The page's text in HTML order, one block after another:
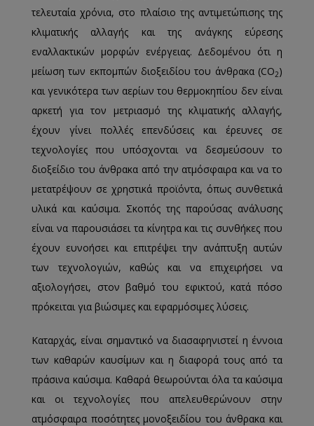
τελευταία χρόνια, στο πλαίσιο της αντιμετώπισης της
κλιματικής αλλαγής και της ανάγκης εύρεσης
εναλλακτικών μορφών ενέργειας. Δεδομένου ότι η
μείωση των εκπομπών διοξειδίου του άνθρακα (CO2)
και γενικότερα των αερίων του θερμοκηπίου δεν είναι
αρκετή για τον μετριασμό της κλιματικής αλλαγής,
έχουν γίνει πολλές επενδύσεις και έρευνες σε
τεχνολογίες που υπόσχονται να δεσμεύσουν το
διοξείδιο του άνθρακα από την ατμόσφαιρα και να το
μετατρέψουν σε χρηστικά προϊόντα, όπως συνθετικά
υλικά και καύσιμα. Σκοπός της παρούσας ανάλυσης
είναι να παρουσιάσει τα κίνητρα και τις συνθήκες που
έχουν ευνοήσει και επιτρέψει την ανάπτυξη αυτών
των τεχνολογιών, καθώς και να επιχειρήσει να
αξιολογήσει, στον βαθμό του εφικτού, κατά πόσο
πρόκειται για βιώσιμες και εφαρμόσιμες λύσεις.
Καταρχάς, είναι σημαντικό να διασαφηνιστεί η έννοια
των καθαρών καυσίμων και η διαφορά τους από τα
πράσινα καύσιμα. Καθαρά θεωρούνται όλα τα καύσιμα
και οι τεχνολογίες που απελευθερώνουν στην
ατμόσφαιρα ποσότητες μονοξειδίου του άνθρακα και